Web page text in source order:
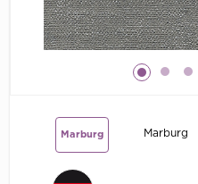
Marburg Marburg